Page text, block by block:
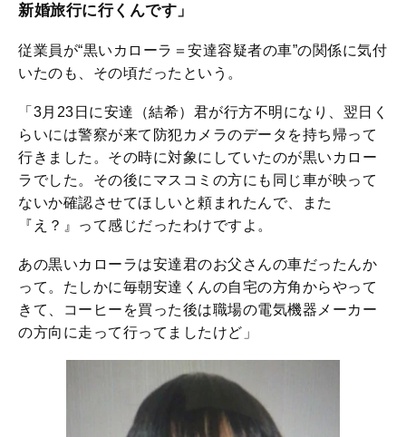
新婚旅行に行くんです」
従業員が“黒いカローラ＝安達容疑者の車”の関係に気付
いたのも、その頃だったという。
「3月23日に安達（結希）君が行方不明になり、翌日く
らいには警察が来て防犯カメラのデータを持ち帰って
行きました。その時に対象にしていたのが黒いカロー
ラでした。その後にマスコミの方にも同じ車が映って
ないか確認させてほしいと頼まれたんで、また
『え？』って感じだったわけですよ。
あの黒いカローラは安達君のお父さんの車だったんか
って。たしかに毎朝安達くんの自宅の方角からやって
きて、コーヒーを買った後は職場の電気機器メーカー
の方向に走って行ってましたけど」